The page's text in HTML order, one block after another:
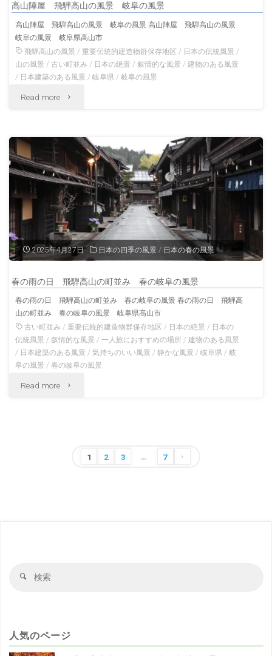
観
覧
船
の
風
景"
高山陣屋 飛騨高山の風景 岐阜の風景
高山陣屋 飛騨高山の風景 岐阜の風景 高山陣屋 飛騨高山の風景
岐阜の風景 岐阜県高山市
飛騨高山の風景 /重要伝統的建造物群保存地区 / 日本の伝統風景 /
山の風景 /古い町並み / 日本の絶景 /叙情的な風景 /建物のある風景
/ 日本建築のある風景 /岐阜県 /岐阜の風景
Read more "高
屋
飛
騨
高
の
風
景
岐
阜
2025年4月27日 日本の四季の風景 / 日本の春の風景
春の雨の日 飛騨高山の町並み 春の岐阜の風景
春の雨の日 飛騨高山の町並み 春の岐阜の風景 春の雨の日 飛騨高
山の町並み 春の岐阜の風景 岐阜県高山市
古い町並み /重要伝統的建造物群保存地区 / 日本の絶景 / 日本の
伝統風景 /叙情的な風景 /一人旅におすすめの場所 /建物のある風景
/ 日本建築のある風景 /気持ちのいい風景 /静かな風景 /岐阜県 /岐
阜の風景 /春の岐阜の風景
Read more "春
投
1 2 3 … 7
検
人気のページ